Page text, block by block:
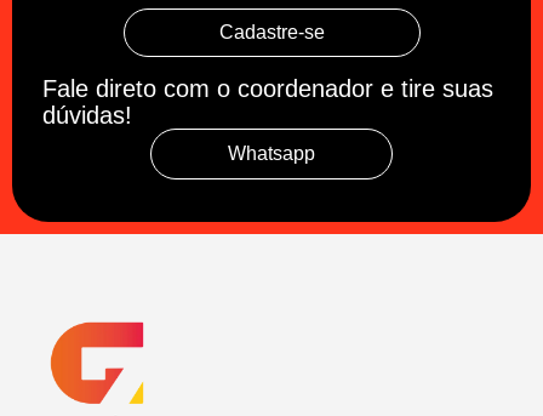
Cadastre-se
Fale direto com o coordenador e tire suas
dúvidas!
Whatsapp